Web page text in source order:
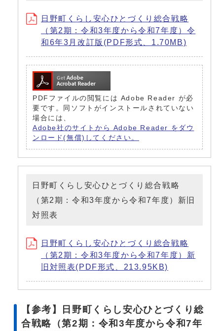
日野町くらし安心ひとづくり総合戦略
（第2期：令和3年度から令和7年度）令
和6年3月改訂版(PDF形式、1.70MB)
PDFファイルの閲覧には Adobe Reader が必
要です。同ソフトがインストールされていない
場合には、
Adobe社のサイトから Adobe Reader をダウ
ンロード(無償)してください。
日野町くらし安心ひとづくり総合戦略
（第2期：令和3年度から令和7年度）新旧
対照表
日野町くらし安心ひとづくり総合戦略
（第2期：令和3年度から令和7年度）新
旧対照表(PDF形式、213.95KB)
【参考】日野町くらし安心ひとづくり総
合戦略（第2期：令和3年度から令和7年